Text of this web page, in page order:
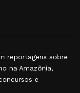
reportagens sobre
na Amazônia,
e